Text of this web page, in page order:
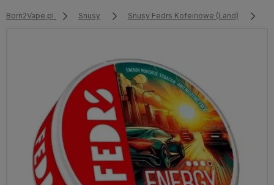
Born2Vape.pl Snusy Snusy Fedrs Kofeinowe (Land)